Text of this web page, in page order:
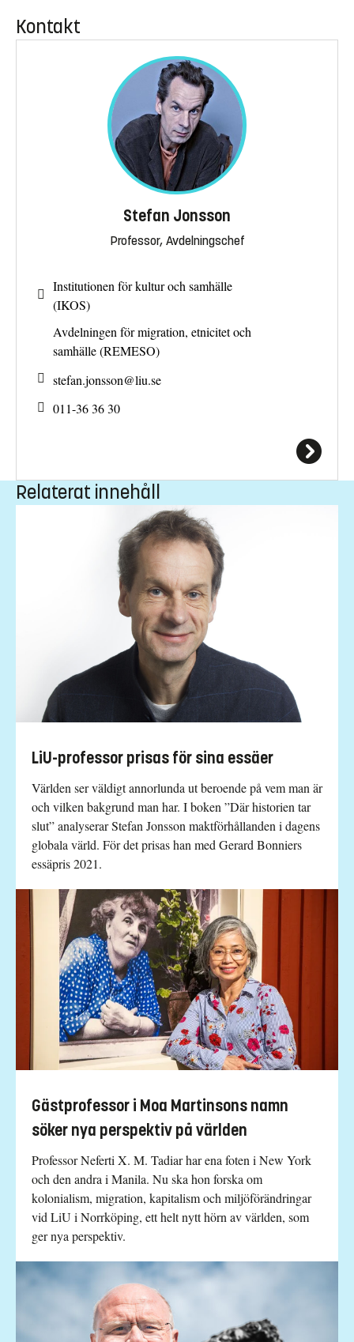
Kontakt
Stefan Jonsson
Professor, Avdelningschef
Institutionen för kultur och samhälle
(IKOS)
Avdelningen för migration, etnicitet och
samhälle (REMESO)
stefan.jonsson@liu.se
011-36 36 30
Relaterat innehåll
LiU-professor prisas för sina essäer
Världen ser väldigt annorlunda ut beroende på vem man är
och vilken bakgrund man har. I boken ”Där historien tar
slut” analyserar Stefan Jonsson maktförhållanden i dagens
globala värld. För det prisas han med Gerard Bonniers
essäpris 2021.
Gästprofessor i Moa Martinsons namn
söker nya perspektiv på världen
Professor Neferti X. M. Tadiar har ena foten i New York
och den andra i Manila. Nu ska hon forska om
kolonialism, migration, kapitalism och miljöförändringar
vid LiU i Norrköping, ett helt nytt hörn av världen, som
ger nya perspektiv.